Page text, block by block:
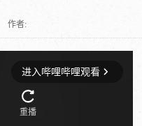
作者: